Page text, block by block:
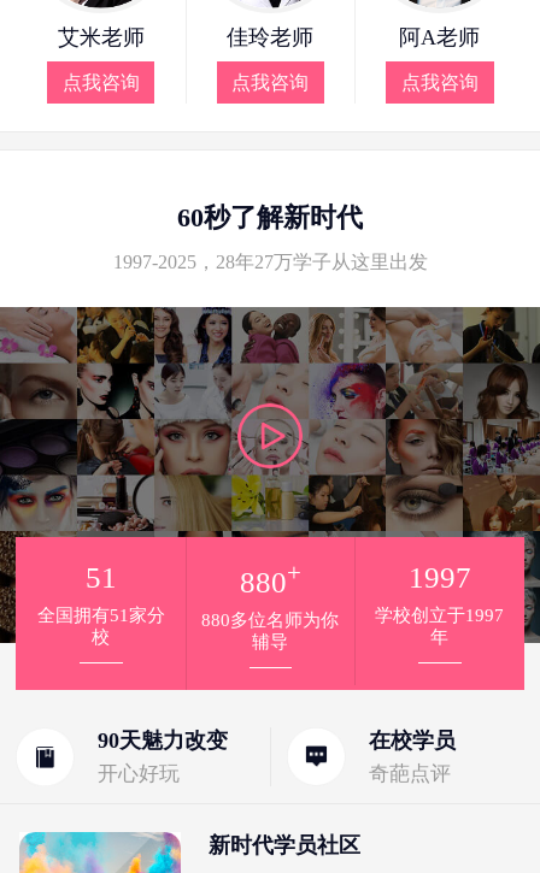
艾米老师
点我咨询
佳玲老师
点我咨询
阿A老师
点我咨询
60秒了解新时代
1997-2025，28年27万学子从这里出发
90天魅力改变
开心好玩
在校学员
奇葩点评
51
全国拥有51家分
校
880+
880多位名师为你
辅导
1997
学校创立于1997
年
新时代学员社区